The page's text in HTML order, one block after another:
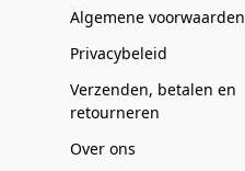
Algemene voorwaarden
Privacybeleid
Verzenden, betalen en
retourneren
Over ons